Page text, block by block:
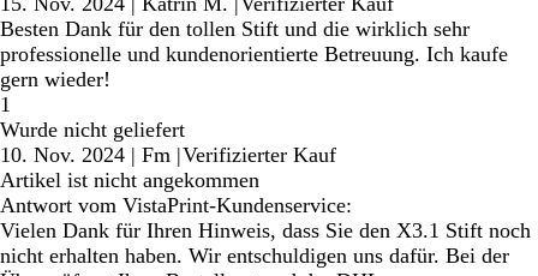
Besten Dank für den tollen Stift und die wirklich sehr
professionelle und kundenorientierte Betreuung. Ich kaufe
gern wieder!
1
Wurde nicht geliefert
10. Nov. 2024 | Fm |Verifizierter Kauf
Artikel ist nicht angekommen
Antwort vom VistaPrint-Kundenservice:
Vielen Dank für Ihren Hinweis, dass Sie den X3.1 Stift noch
nicht erhalten haben. Wir entschuldigen uns dafür. Bei der